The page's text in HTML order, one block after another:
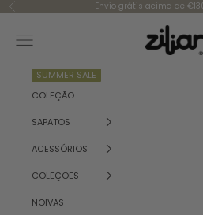
Saltar para o conteúdo
Anterior Envio grátis acima de
Zilian
Menu
SUMMER SALE
COLEÇÃO
SAPATOS
ACESSÓRIOS
COLEÇÕES
NOIVAS